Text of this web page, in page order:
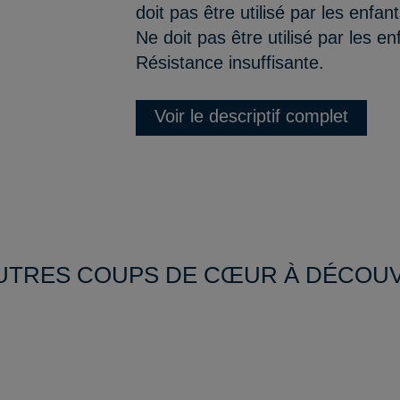
doit pas être utilisé par les
Ne doit pas être utilisé par les
Résistance insuffisante.
Voir le descriptif complet
COUPS DE CŒUR À